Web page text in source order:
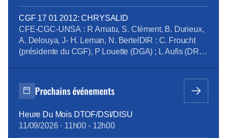
Télécharger le tract en pdf : Tract Part Variable
Partielle en AD T2 2013
Filiales) : 107 349 fin 2011 (1700 CDD) : +2% CDI
Durée moyenne CDD = 4 mois (+1 mois) Forte
progression de CDD en IDF Ouest,
lorraine/Alsace/Réunion/Bourgogne/Franche
Comté/Marseille/Lyon/Provence/Corse 3 811
CGF 17 01 2012: CHRYSALID
CFE-CGC-UNSA : R Amatu, S. Clément, B. Durieux,
A. Delouya, J- H. Leman, N. BertelDIR : C. Froucht
(présidente du CGF), P Louette (DGA) ; L Aufis (DRH)
stade de développement intermédiaire entre la larve
et l’imago (ou […]
Prochains événements
Heure Du Mois DTOF/DSI/DISU
11/09/2026· 11h00 - 12h00